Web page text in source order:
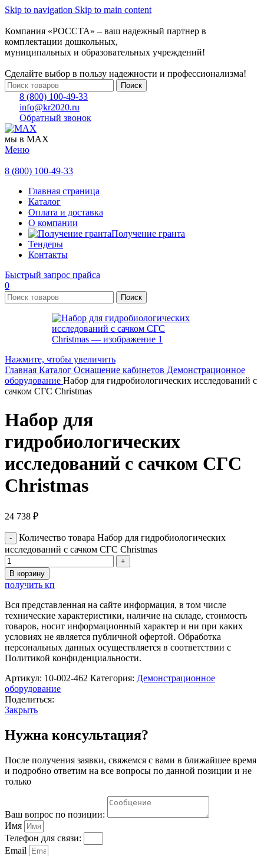
Skip to navigation Skip to main content
Компания «РОССТА» – ваш надежный партнер в
комплектации дошкольных,
муниципальных и образовательных учреждений!
Сделайте выбор в пользу надежности и профессионализма!
Поиск
8 (800) 100-49-33
info@kr2020.ru
Обратный звонок
мы в MAX
Меню
8 (800) 100-49-33
Главная страница
Каталог
Оплата и доставка
О компании
Получение гранта
Тендеры
Контакты
Быстрый запрос прайса
0
Поиск
Нажмите, чтобы увеличить
Главная Каталог Оснащение кабинетов Демонстрационное
оборудование Набор для гидробиологических исследований с
сачком СГС Christmas
Набор для
гидробиологических
исследований с сачком СГС
Christmas
24 738 ₽
Количество товара Набор для гидробиологических
исследований с сачком СГС Christmas
В корзину
получить кп
Вся представленная на сайте информация, в том числе
технические характеристики, наличие на складе, стоимость
товаров, носит информационный характер и ни при каких
условиях не является публичной офертой. Обработка
персональных данных осуществляется в соответствии с
Политикой конфиденциальности.
Артикул: 10-002-462 Категория: Демонстрационное
оборудование
Поделиться:
Закрыть
Нужна консультация?
После получения заявки, свяжемся с вами в ближайшее время
и подробно ответим на все вопросы по данной позиции и не
только
Ваш вопрос по позиции:
Имя
Телефон для связи:
Email